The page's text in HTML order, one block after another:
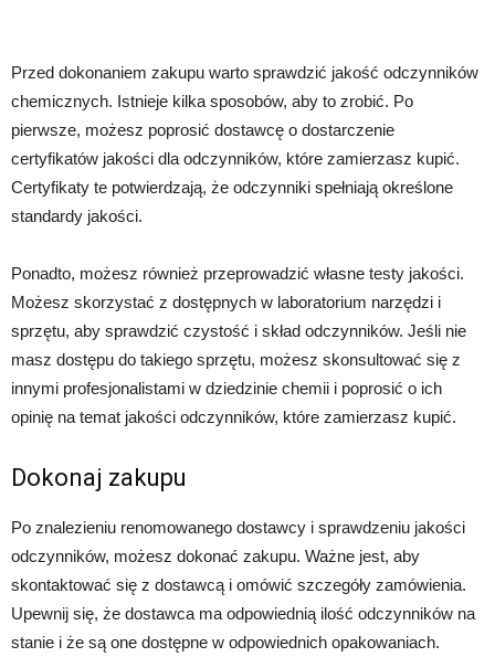
Przed dokonaniem zakupu warto sprawdzić jakość odczynników
chemicznych. Istnieje kilka sposobów, aby to zrobić. Po
pierwsze, możesz poprosić dostawcę o dostarczenie
certyfikatów jakości dla odczynników, które zamierzasz kupić.
Certyfikaty te potwierdzają, że odczynniki spełniają określone
standardy jakości.
Ponadto, możesz również przeprowadzić własne testy jakości.
Możesz skorzystać z dostępnych w laboratorium narzędzi i
sprzętu, aby sprawdzić czystość i skład odczynników. Jeśli nie
masz dostępu do takiego sprzętu, możesz skonsultować się z
innymi profesjonalistami w dziedzinie chemii i poprosić o ich
opinię na temat jakości odczynników, które zamierzasz kupić.
Dokonaj zakupu
Po znalezieniu renomowanego dostawcy i sprawdzeniu jakości
odczynników, możesz dokonać zakupu. Ważne jest, aby
skontaktować się z dostawcą i omówić szczegóły zamówienia.
Upewnij się, że dostawca ma odpowiednią ilość odczynników na
stanie i że są one dostępne w odpowiednich opakowaniach.